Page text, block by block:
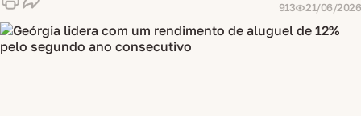
913 21/06/2026